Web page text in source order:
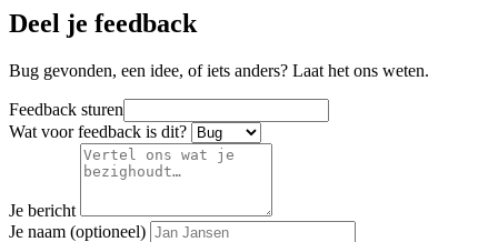
Deel je feedback
Bug gevonden, een idee, of iets anders? Laat het ons weten.
Feedback sturen
Wat voor feedback is dit?
Je bericht
Je naam (optioneel)